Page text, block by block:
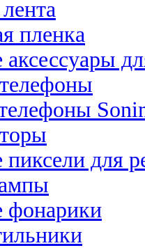
пленка
пиксели для
фонарики